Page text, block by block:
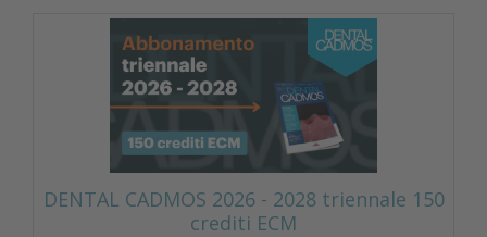
DENTAL CADMOS 2026 - 2028 triennale 150
crediti ECM